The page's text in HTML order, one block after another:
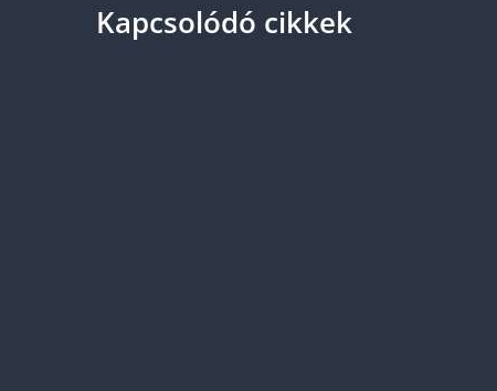
Kapcsolódó cikkek